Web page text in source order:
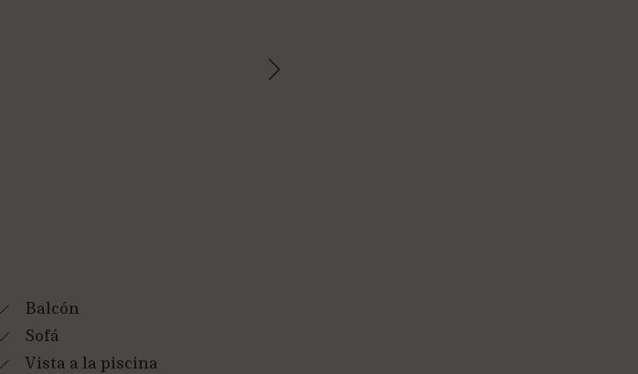
Balcón
Sofá
Vista a la piscina